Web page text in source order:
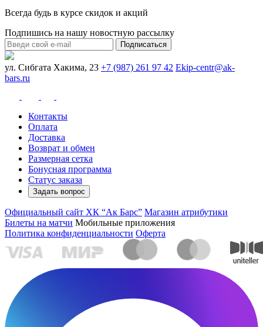
Всегда будь в курсе скидок и акций
Подпишись на нашу новостную рассылку
Подписаться
ул. Сибгата Хакима, 23 +7 (987) 261 97 42 Ekip-centr@ak-
bars.ru
Контакты
Оплата
Доставка
Возврат и обмен
Размерная сетка
Бонусная программа
Статус заказа
Задать вопрос
Официальный сайт ХК “Ак Барс” Магазин атрибутики
Билеты на матчи Мобильные приложения
Политика конфиденциальности Оферта